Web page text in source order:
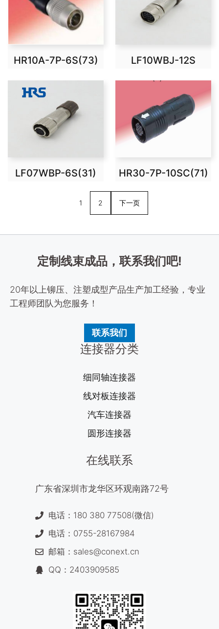
HR10A-7P-6S(73) LF10WBJ-12S
LF07WBP-6S(31) HR30-7P-10SC(71)
1 2 下一页
定制线束成品，联系我们吧!
20年以上铆压、注塑成型产品生产加工经验，专业
工程师团队为您服务！
联系我们
连接器分类
细同轴连接器
线对板连接器
汽车连接器
圆形连接器
在线联系
广东省深圳市龙华区环观南路72号
电话：180 380 77508(微信)
电话：0755-28167984
邮箱：sales@conext.cn
QQ：2403909585